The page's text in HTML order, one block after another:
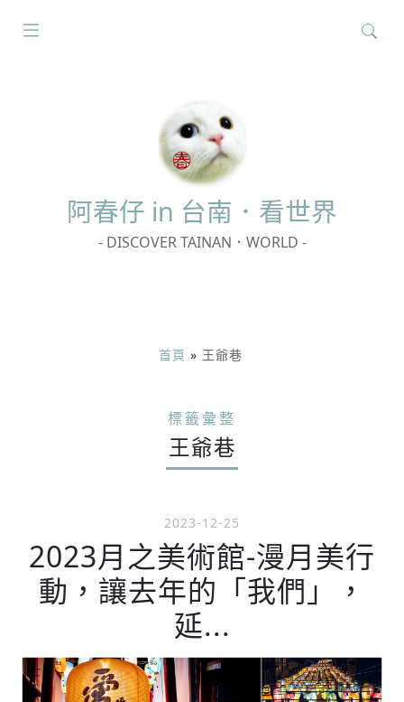
阿春仔 in 台南．看世界
- DISCOVER TAINAN．WORLD -
首頁 » 王爺巷
標籤彙整
王爺巷
2023-12-25
2023月之美術館-漫月美行
動，讓去年的「我們」，
延...